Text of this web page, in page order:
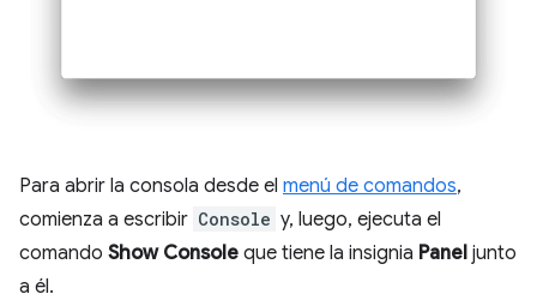
Para abrir la consola desde el menú de comandos,
comienza a escribir Console y, luego, ejecuta el
comando Show Console que tiene la insignia Panel junto
a él.